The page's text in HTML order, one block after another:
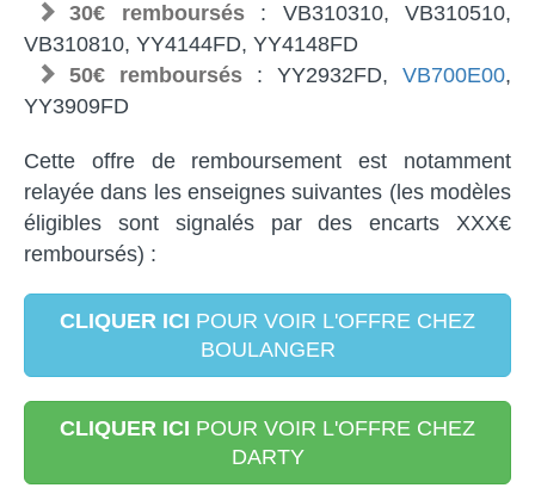
30€ remboursés: VB310310, VB310510,
VB310810, YY4144FD, YY4148FD
50€ remboursés : YY2932FD, VB700E00,
YY3909FD
Cette offre de remboursement est notamment
relayée dans les enseignes suivantes (les modèles
éligibles sont signalés par des encarts XXX€
remboursés) :
CLIQUER ICI POUR VOIR L'OFFRE CHEZ
BOULANGER
CLIQUER ICI POUR VOIR L'OFFRE CHEZ
DARTY